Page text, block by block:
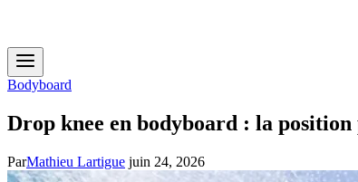
Bodyboard
Drop knee en bodyboard : la
ParMathieu Lartigue juin 24, 2026